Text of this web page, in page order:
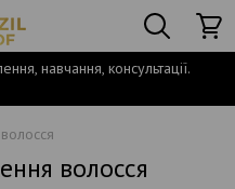
навчання, консультації.
волосся